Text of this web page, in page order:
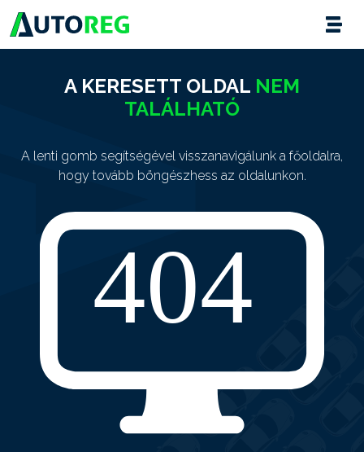
A KERESETT OLDAL NEM
TALÁLHATÓ
A lenti gomb segítségével visszanavigálunk a főoldalra,
hogy tovább böngészhess az oldalunkon.